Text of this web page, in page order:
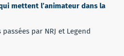
mettent l’animateur dans la
par NRJ et Legend